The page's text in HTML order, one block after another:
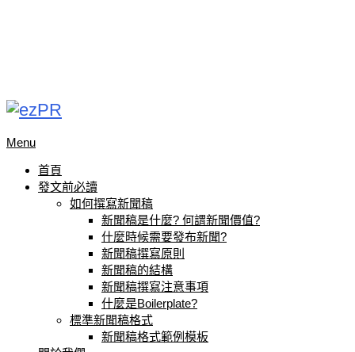
Menu
首頁
發文前必讀
如何撰寫新聞稿
新聞稿是什麼? 何謂新聞價值?
什麼時候需要發布新聞?
新聞稿撰寫原則
新聞稿的結構
新聞稿撰寫注意事項
什麼是Boilerplate?
標準新聞稿格式
新聞稿格式範例模板